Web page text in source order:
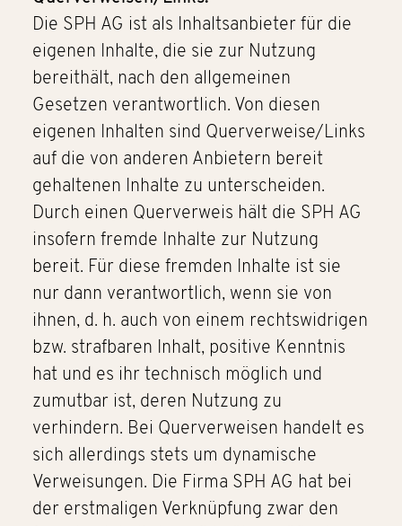
Die SPH AG ist als Inhaltsanbieter für die
eigenen Inhalte, die sie zur Nutzung
bereithält, nach den allgemeinen
Gesetzen verantwortlich. Von diesen
eigenen Inhalten sind Querverweise/Links
auf die von anderen Anbietern bereit
gehaltenen Inhalte zu unterscheiden.
Durch einen Querverweis hält die SPH AG
insofern fremde Inhalte zur Nutzung
bereit. Für diese fremden Inhalte ist sie
nur dann verantwortlich, wenn sie von
ihnen, d. h. auch von einem rechtswidrigen
bzw. strafbaren Inhalt, positive Kenntnis
hat und es ihr technisch möglich und
zumutbar ist, deren Nutzung zu
verhindern. Bei Querverweisen handelt es
sich allerdings stets um dynamische
Verweisungen. Die Firma SPH AG hat bei
der erstmaligen Verknüpfung zwar den